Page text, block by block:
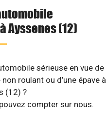
Ayssenes (12)
sérieuse en vue de
roulant ou d’une épave à
(12) ?
compter sur nous.